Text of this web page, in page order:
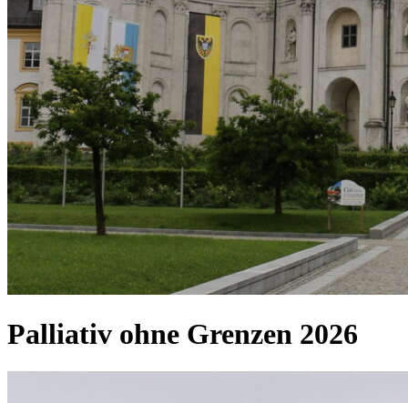
Palliativ ohne Grenzen 2026